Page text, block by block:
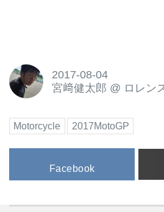
2017-08-04
宮﨑健太郎 @ ロレン
Motorcycle 2017MotoGP
Facebook